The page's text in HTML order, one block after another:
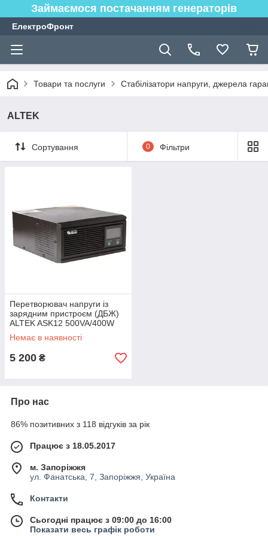
Займаємося постачанням генераторів
ЕлектроФронт
Товари та послуги Стабілізатори напруги, джерела
ALTEK
Сортування 0 Фільтри
Перетворювач напруги із
зарядним пристроєм (ДБЖ)
ALTEK ASK12 500VA/400W
DC12V
Немає в наявності
5 200 ₴
Про нас
86% позитивних з 118 відгуків за рік
Працює з 18.05.2017
м. Запоріжжя
ул. Фанатська, 7, Запоріжжя, Україна
Контакти
Сьогодні працює з 09:00 до 16:00
Показати весь графік роботи